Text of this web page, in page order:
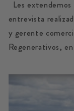
Les
entrevista
y gerente
Regenerativos,